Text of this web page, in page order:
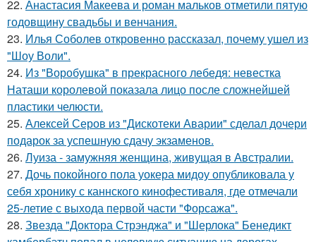
22. Анастасия Макеева и роман мальков отметили пятую
годовщину свадьбы и венчания.
23. Илья Соболев откровенно рассказал, почему ушел из
"Шоу Воли".
24. Из "Воробушка" в прекрасного лебедя: невестка
Наташи королевой показала лицо после сложнейшей
пластики челюсти.
25. Алексей Серов из "Дискотеки Аварии" сделал дочери
подарок за успешную сдачу экзаменов.
26. Луиза - замужняя женщина, живущая в Австралии.
27. Дочь покойного пола уокера мидоу опубликовала у
себя хронику с каннского кинофестиваля, где отмечали
25-летие с выхода первой части "Форсажа".
28. Звезда "Доктора Стрэнджа" и "Шерлока" Бенедикт